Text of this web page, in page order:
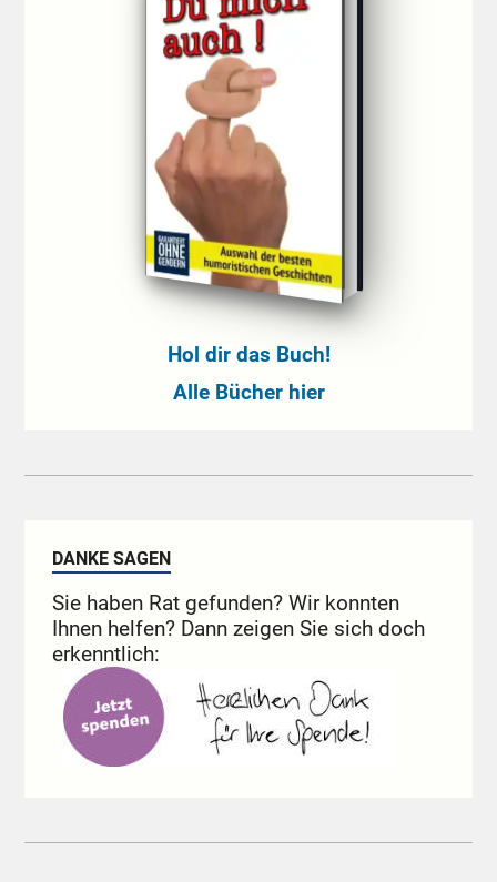
Hol dir das Buch!
Alle Bücher hier
DANKE SAGEN
Sie haben Rat gefunden? Wir konnten
Ihnen helfen? Dann zeigen Sie sich doch
erkenntlich: